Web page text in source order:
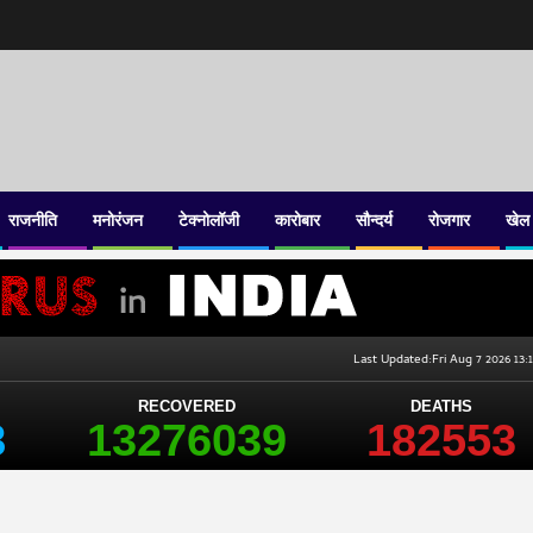
राजनीति मनोरंजन टेक्नोलॉजी कारोबार सौन्दर्य रोजगार खेल